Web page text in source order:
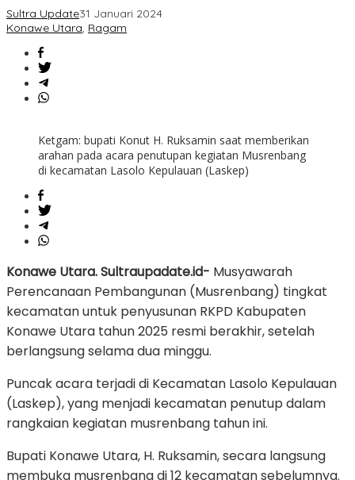
Sultra Update31 Januari 2024
Konawe Utara, Ragam
Ketgam: bupati Konut H. Ruksamin saat memberikan
arahan pada acara penutupan kegiatan Musrenbang
di kecamatan Lasolo Kepulauan (Laskep)
Konawe Utara. Sultraupadate.id- Musyawarah
Perencanaan Pembangunan (Musrenbang) tingkat
kecamatan untuk penyusunan RKPD Kabupaten
Konawe Utara tahun 2025 resmi berakhir, setelah
berlangsung selama dua minggu.
Puncak acara terjadi di Kecamatan Lasolo Kepulauan
(Laskep), yang menjadi kecamatan penutup dalam
rangkaian kegiatan musrenbang tahun ini.
Bupati Konawe Utara, H. Ruksamin, secara langsung
membuka musrenbang di 12 kecamatan sebelumnya.